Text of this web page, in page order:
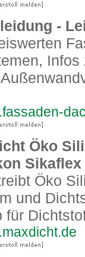
-
Öko
Öko
und
für